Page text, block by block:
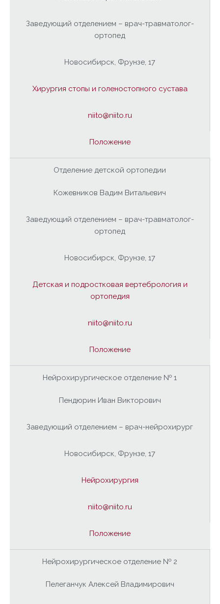
Заведующий отделением – врач-травматолог-
ортопед
Новосибирск, Фрунзе, 17
Хирургия стопы и голеностопного сустава
niito@niito.ru
Положение
Отделение детской ортопедии
Кожевников Вадим Витальевич
Заведующий отделением – врач-травматолог-
ортопед
Новосибирск, Фрунзе, 17
Детская и подростковая вертебрология и
ортопедия
niito@niito.ru
Положение
Нейрохирургическое отделение № 1
Пендюрин Иван Викторович
Заведующий отделением – врач-нейрохирург
Новосибирск, Фрунзе, 17
Нейрохирургия
niito@niito.ru
Положение
Нейрохирургическое отделение № 2
Пелеганчук Алексей Владимирович